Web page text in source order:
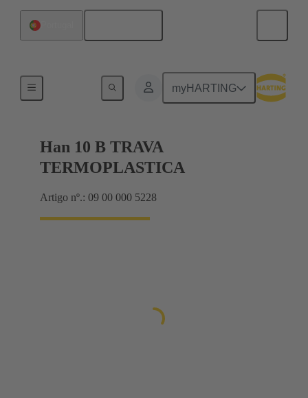
myHARTING
Locking systems
Han 10 B TRAVA
TERMOPLASTICA
Artigo nº.: 09 00 000 5228